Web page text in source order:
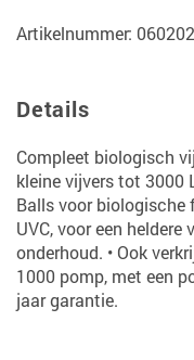
Artikelnummer:
Details
Compleet biologisch
kleine vijvers tot 3000
Balls voor biologische
UVC, voor een
onderhoud. • Ook
1000 pomp, met een
jaar garantie.